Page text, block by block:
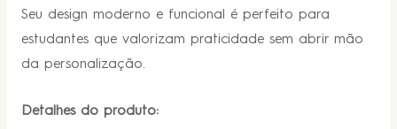
Seu design moderno e funcional é perfeito para
estudantes que valorizam praticidade sem abrir mão
da personalização.
Detalhes do produto: